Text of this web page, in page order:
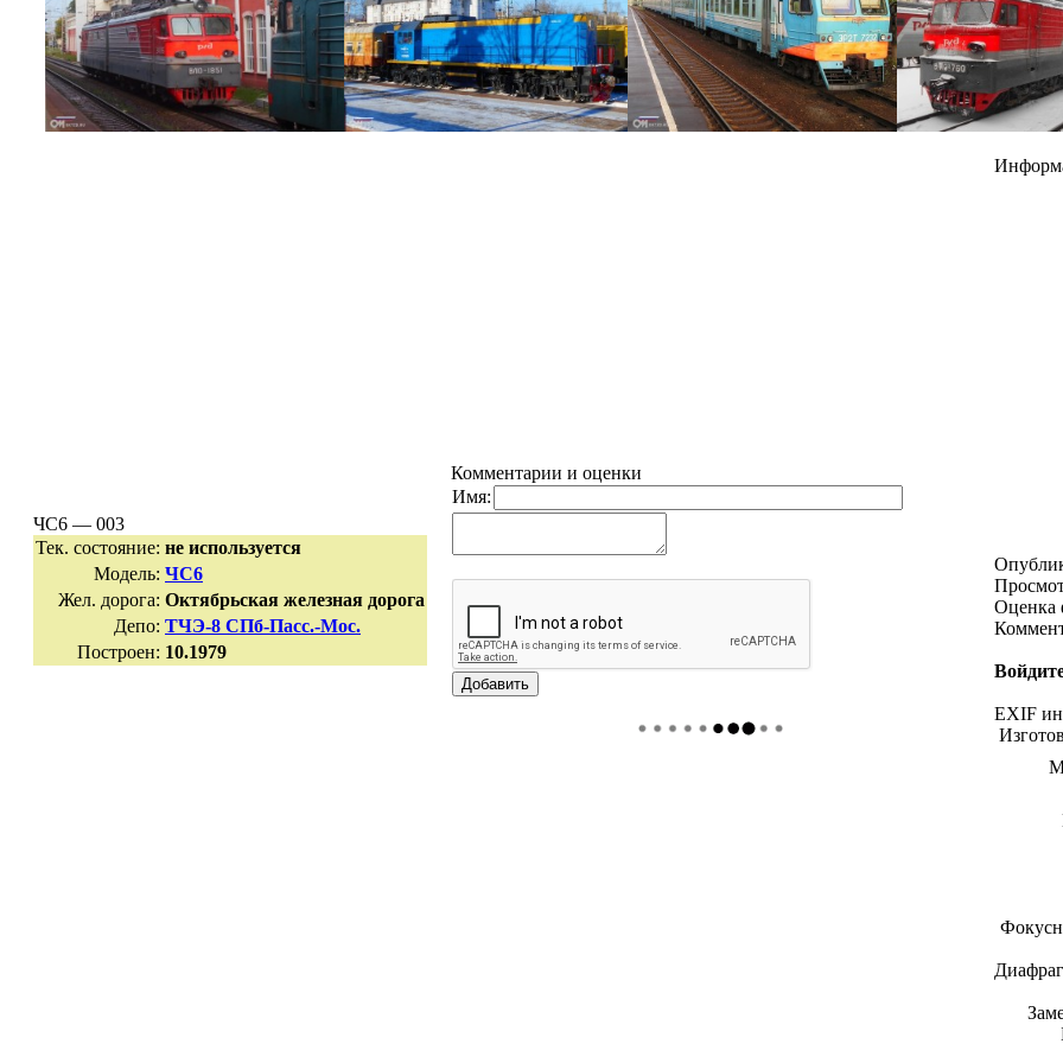
ЧС6 — 003
Тек. состояние: не используется
Модель: ЧС6
Жел. дорога: Октябрьская железная дорога
Депо: ТЧЭ-8 СПб-Пасс.-Мос.
Построен: 10.1979
Комментарии и оценки
Имя:
Оценка
EXIF